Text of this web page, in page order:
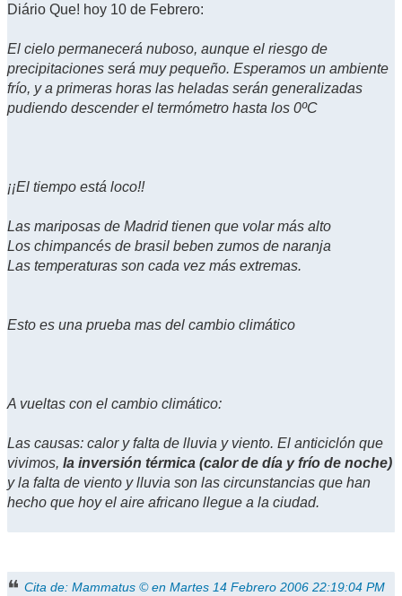
Diário Que! hoy 10 de Febrero:
El cielo permanecerá nuboso, aunque el riesgo de
precipitaciones será muy pequeño. Esperamos un ambiente
frío, y a primeras horas las heladas serán generalizadas
pudiendo descender el termómetro hasta los 0ºC
¡¡El tiempo está loco!!
Las mariposas de Madrid tienen que volar más alto
Los chimpancés de brasil beben zumos de naranja
Las temperaturas son cada vez más extremas.
Esto es una prueba mas del cambio climático
A vueltas con el cambio climático:
Las causas: calor y falta de lluvia y viento. El anticiclón que
vivimos, la inversión térmica (calor de día y frío de noche)
y la falta de viento y lluvia son las circunstancias que han
hecho que hoy el aire africano llegue a la ciudad.
Cita de: Mammatus © en Martes 14 Febrero 2006 22:19:04 PM